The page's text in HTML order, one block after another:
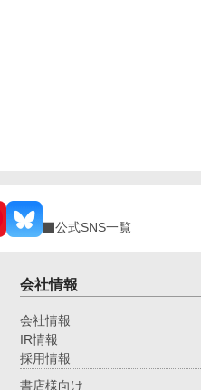
公式SNS一覧
会社情報
会社情報
IR情報
採用情報
書店様向け